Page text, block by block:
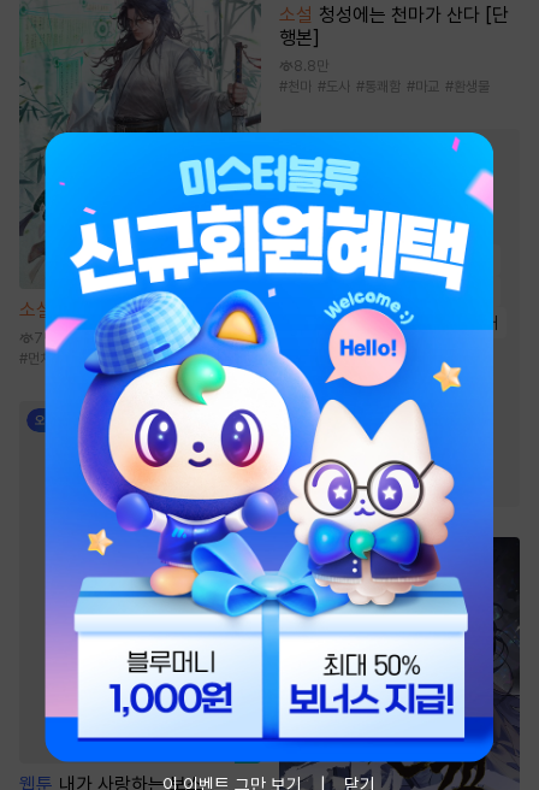
소설 선협에서 상태창 개발하기
7만
#먼치킨 성장물 #신무협 #선협물
웹툰 내가 사랑하는 보스
소설 청성에는 천마가 산다 [단
행본]
8.8만
#천마 #도사 #통쾌함 #마교 #환생물
로맨스 웹툰/만화
인기 키워드
#친구>연인 # 서양풍
#첫사랑 #직진녀 #힐링물
다정남 #성장물 #짝사랑
재벌남 연애/결혼
동거
능글남 #역사/시대물
#현대물 #까칠남
오피스물 #친구
트라우마
계약관계
#재회물
이 이벤트 그만 보기 닫기